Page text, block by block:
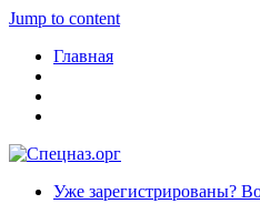
Jump to content
Главная
Уже зарегистрированы?